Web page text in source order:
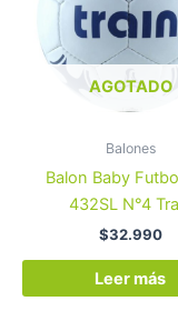
AGOTADO
Balones
Balon Baby
432SL N°4
$32.990
Leer más